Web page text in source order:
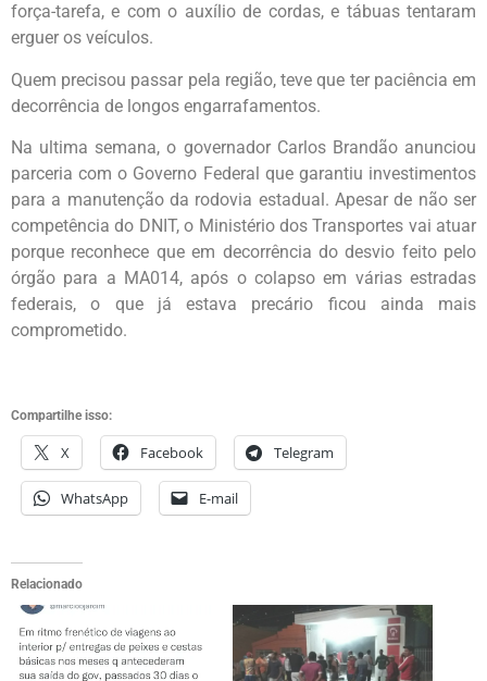
força-tarefa, e com o auxílio de cordas, e tábuas tentaram
erguer os veículos.
Quem precisou passar pela região, teve que ter paciência em
decorrência de longos engarrafamentos.
Na ultima semana, o governador Carlos Brandão anunciou
parceria com o Governo Federal que garantiu investimentos
para a manutenção da rodovia estadual. Apesar de não ser
competência do DNIT, o Ministério dos Transportes vai atuar
porque reconhece que em decorrência do desvio feito pelo
órgão para a MA014, após o colapso em várias estradas
federais, o que já estava precário ficou ainda mais
comprometido.
Compartilhe isso:
X Facebook Telegram
WhatsApp E-mail
Relacionado